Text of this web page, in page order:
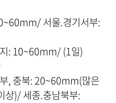
서울.경기서부:
: 10~60mm/ (1일)
, 충북: 20~60mm(많은
상)/ 세종.충남북부: